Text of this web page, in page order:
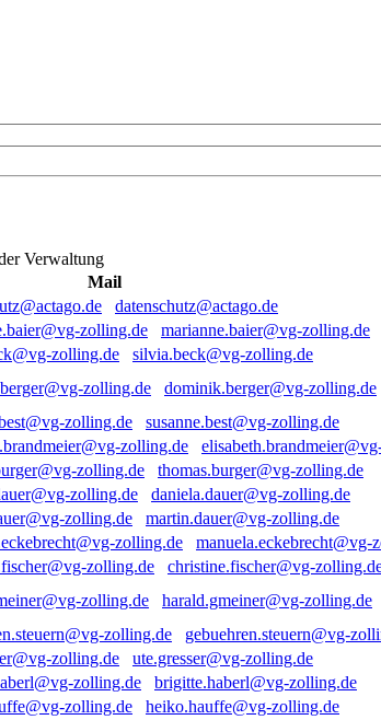
Verwaltung
Mail
datenschutz@actago.de
marianne.baier@vg-zolling.de
silvia.beck@vg-zolling.de
dominik.berger@vg-zolling.de
susanne.best@vg-zolling.de
thomas.burger@vg-zolling.de
daniela.dauer@vg-zolling.de
martin.dauer@vg-zolling.de
manuela.eckebrecht@vg-
christine.fischer@vg-
harald.gmeiner@vg-zolling.de
gebuehren.steuern@vg-
ute.gresser@vg-zolling.de
brigitte.haberl@vg-zolling.de
heiko.hauffe@vg-zolling.de